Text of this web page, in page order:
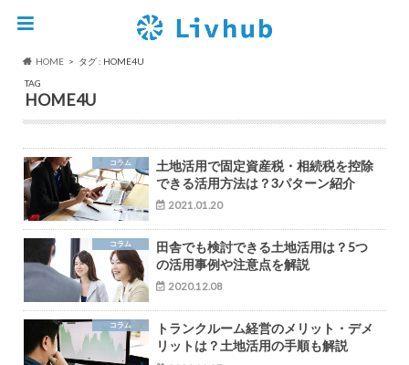
HOME
タグ : HOME4U
TAG
HOME4U
コラム
土地活用で固定資産税・相続税を控除
できる活用方法は？3パターン紹介
2021.01.20
コラム
田舎でも検討できる土地活用は？5つ
の活用事例や注意点を解説
2020.12.08
コラム
トランクルーム経営のメリット・デメ
リットは？土地活用の手順も解説